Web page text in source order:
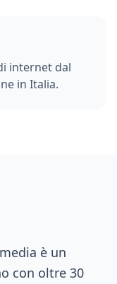
internet dal
in Italia.
è un
con oltre 30